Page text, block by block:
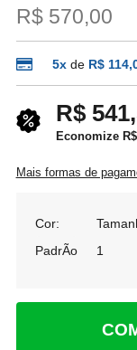
R$ 570,00
5xde R$
R$
Economize
Mais formas de
Cor:
PadrÃo
1